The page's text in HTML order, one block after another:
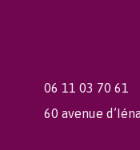
06 11 03 70 61
60 avenue